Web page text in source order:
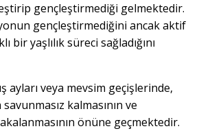
gençleştirmediği gelmektedir.
gençleştirmediğini ancak aktif
bir yaşlılık süreci sağladığını
ayları veya mevsim geçişlerinde,
kalmasının ve
önüne geçmektedir.